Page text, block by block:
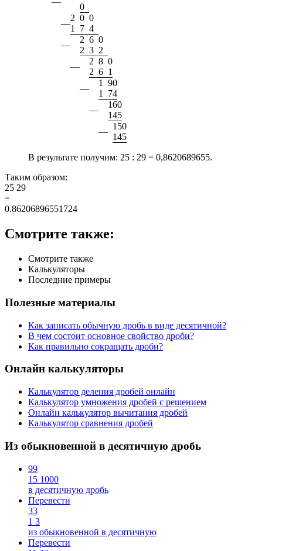
0
—
2 0 0
1
7 4
—
2 6 0
2 3 2
—
2 8 0
2 6 1
—
1 90
1
74
—
160
145
—
1 50
145
В результате получим: 25 : 29 = 0,8620689655.
Таким образом:
25 29
=
0.86206896551724
Смотрите также:
Смотрите также
Калькуляторы
Последние примеры
Полезные материалы
Как записать обычную дробь в виде десятичной?
В чем состоит основное свойство дроби?
Как правильно сокращать дроби?
Онлайн калькуляторы
Калькулятор деления дробей онлайн
Калькулятор умножения дробей с решением
Онлайн калькулятор вычитания дробей
Калькулятор сравнения дробей
Из обыкновенной в десятичную дробь
99
15 1000
в десятичную дробь
Перевести
33
1 3
из обыкновенной в десятичную
Перевести